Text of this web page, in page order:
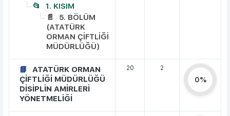
1. KISIM
5. BÖLÜM
(ATATÜRK
ORMAN ÇİFTLİĞİ
MÜDÜRLÜĞÜ)
ATATÜRK ORMAN
ÇİFTLİĞİ MÜDÜRLÜĞÜ
DİSİPLİN AMİRLERİ
YÖNETMELİĞİ
20 2
0%